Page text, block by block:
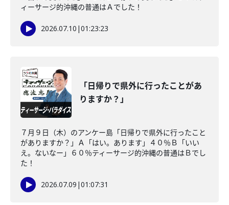
ィーサージ的沖縄の普通はＡでした！
2026.07.10 |01:23:23
「日帰りで県外に行ったことがあ
りますか？」
７月９日（木）のアンケー島「日帰りで県外に行ったこと
がありますか？」Ａ「はい。あります」４０％Ｂ「いい
え。ないなー」６０％ティーサージ的沖縄の普通はＢでし
た！
2026.07.09 |01:07:31